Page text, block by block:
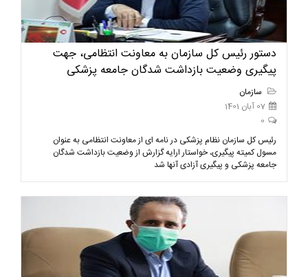
دستور رئیس کل سازمان به معاونت انتظامی، جهت
پیگیری وضعیت بازداشت شدگان جامعه پزشکی
سازمان
07 آبان 1401
0
رئیس کل سازمان نظام پزشکی در نامه ای از معاونت انتظامی به عنوان
مسول کمیته پیگیری، خواستار ارایه گزارش از وضعیت بازداشت شدگان
جامعه پزشکی و پیگیری آزادی آنها شد